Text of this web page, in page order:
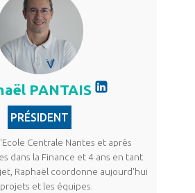
PANTAIS
PRÉSIDENT
Centrale Nantes et après
dans la Finance et 4 ans en tant
Raphaël coordonne aujourd'hui
et les équipes.